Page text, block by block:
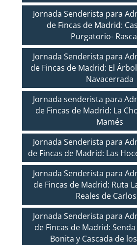
Jornada Senderista para
de Fincas de Madrid:
Purgatorio-
Jornada Senderista para
de Fincas de Madrid: El
Navacerrada
Jornada senderista para
de Fincas de Madrid: La
Mamés
Jornada Senderista para
de Fincas de Madrid: Las
Jornada Senderista para
de Fincas de Madrid: Ruta
Reales de
Jornada Senderista para
de Fincas de Madrid:
Bonita y Cascada de